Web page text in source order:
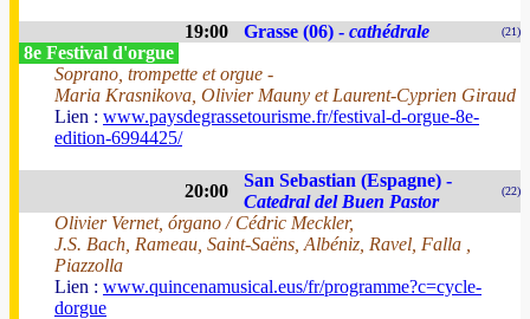
19:00 Grasse (06) - cathédrale (21)
8e Festival d'orgue
Soprano, trompette et orgue -
Maria Krasnikova, Olivier Mauny et Laurent-Cyprien Giraud
Lien : www.paysdegrassetourisme.fr/festival-d-orgue-8e-
edition-6994425/
20:00
San Sebastian (Espagne) -
Catedral del Buen Pastor
(22)
Olivier Vernet, órgano / Cédric Meckler,
J.S. Bach, Rameau, Saint-Saëns, Albéniz, Ravel, Falla ,
Piazzolla
Lien : www.quincenamusical.eus/fr/programme?c=cycle-
dorgue